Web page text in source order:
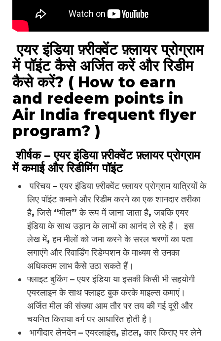
एयर इंडिया फ़्रीक्वेंट फ़्लायर प्रोग्राम
में पॉइंट कैसे अर्जित करें और रिडीम
कैसे करें? ( How to earn
and redeem points in
Air India frequent flyer
program? )
शीर्षक – एयर इंडिया फ़्रीक्वेंट फ़्लायर प्रोग्राम
में कमाई और रिडीमिंग पॉइंट
परिचय – एयर इंडिया फ़्रीक्वेंट फ़्लायर प्रोग्राम यात्रियों के
लिए पॉइंट कमाने और रिडीम करने का एक शानदार तरीका
है, जिसे “मील” के रूप में जाना जाता है, जबकि एयर
इंडिया के साथ उड़ान के लाभों का आनंद ले रहे हैं। इस
लेख में, हम मीलों को जमा करने के सरल चरणों का पता
लगाएंगे और रिवार्डिंग रिडेम्पशन के माध्यम से उनका
अधिकतम लाभ कैसे उठा सकते हैं।
फ्लाइट बुकिंग – एयर इंडिया या इसकी किसी भी सहयोगी
एयरलाइन के साथ फ्लाइट बुक करके माइल्स कमाएं।
अर्जित मील की संख्या आम तौर पर तय की गई दूरी और
चयनित किराया वर्ग पर आधारित होती है।
भागीदार लेनदेन – एयरलाइंस, होटल, कार किराए पर लेने